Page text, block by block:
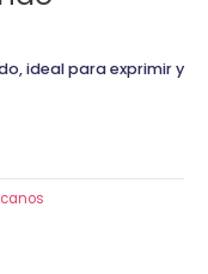
ideal para exprimir y